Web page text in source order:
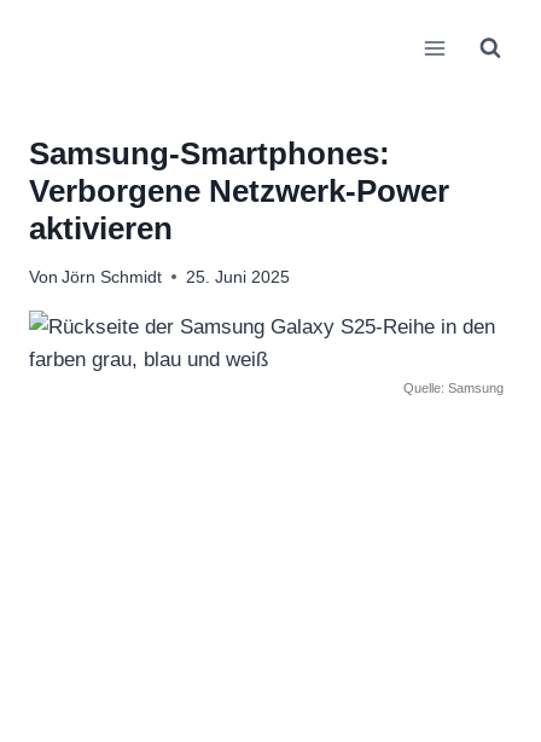
Samsung-Smartphones:
Verborgene Netzwerk-Power
aktivieren
Von Jörn Schmidt 25. Juni 2025
Quelle: Samsung